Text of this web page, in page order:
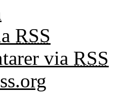
RSS
via RSS